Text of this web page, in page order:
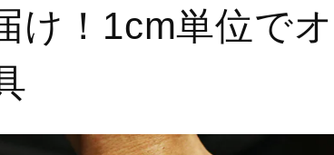
け！1cm単位で